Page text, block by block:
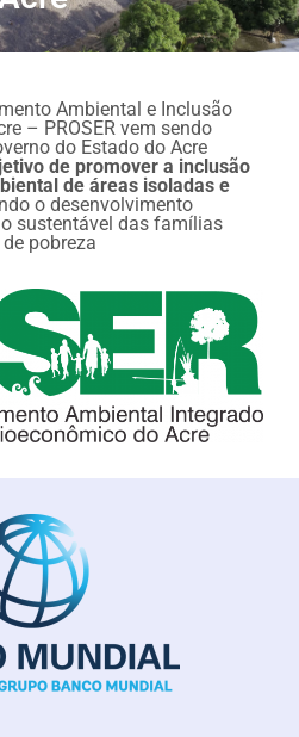
Ambiental e Inclusão
– PROSER vem sendo
do Estado do Acre
de promover a inclusão
de áreas isoladas e
o desenvolvimento
sustentável das famílias
pobreza